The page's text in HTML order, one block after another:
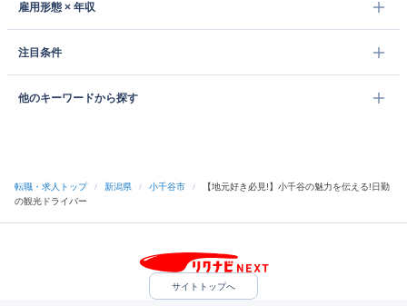
雇用形態 × 年収
注目条件
他のキーワードから探す
転職・求人トップ / 新潟県 / 小千谷市 /
【地元好き必見!】小千谷の魅力を伝える!日勤
の観光ドライバー
サイトトップへ